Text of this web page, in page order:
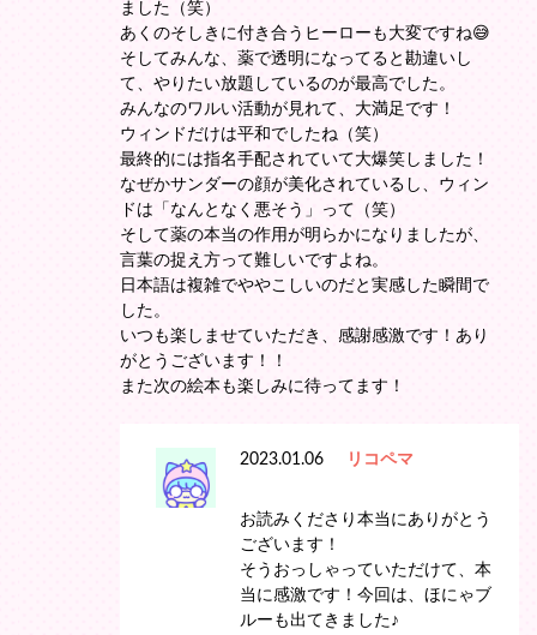
ました（笑）
あくのそしきに付き合うヒーローも大変ですね😅
そしてみんな、薬で透明になってると勘違いし
て、やりたい放題しているのが最高でした。
みんなのワルい活動が見れて、大満足です！
ウィンドだけは平和でしたね（笑）
最終的には指名手配されていて大爆笑しました！
なぜかサンダーの顔が美化されているし、ウィン
ドは「なんとなく悪そう」って（笑）
そして薬の本当の作用が明らかになりましたが、
言葉の捉え方って難しいですよね。
日本語は複雑でややこしいのだと実感した瞬間で
した。
いつも楽しませていただき、感謝感激です！あり
がとうございます！！
また次の絵本も楽しみに待ってます！
2023.01.06 リコペマ
お読みくださり本当にありがとう
ございます！
そうおっしゃっていただけて、本
当に感激です！今回は、ほにゃブ
ルーも出てきました♪